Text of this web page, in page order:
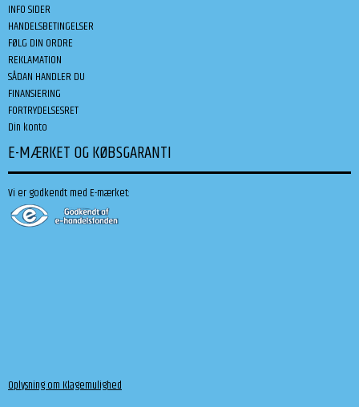
INFO SIDER
HANDELSBETINGELSER
FØLG DIN ORDRE
REKLAMATION
SÅDAN HANDLER DU
FINANSIERING
FORTRYDELSESRET
Din konto
E-MÆRKET OG KØBSGARANTI
Vi er godkendt med E-mærket:
Oplysning om Klagemulighed